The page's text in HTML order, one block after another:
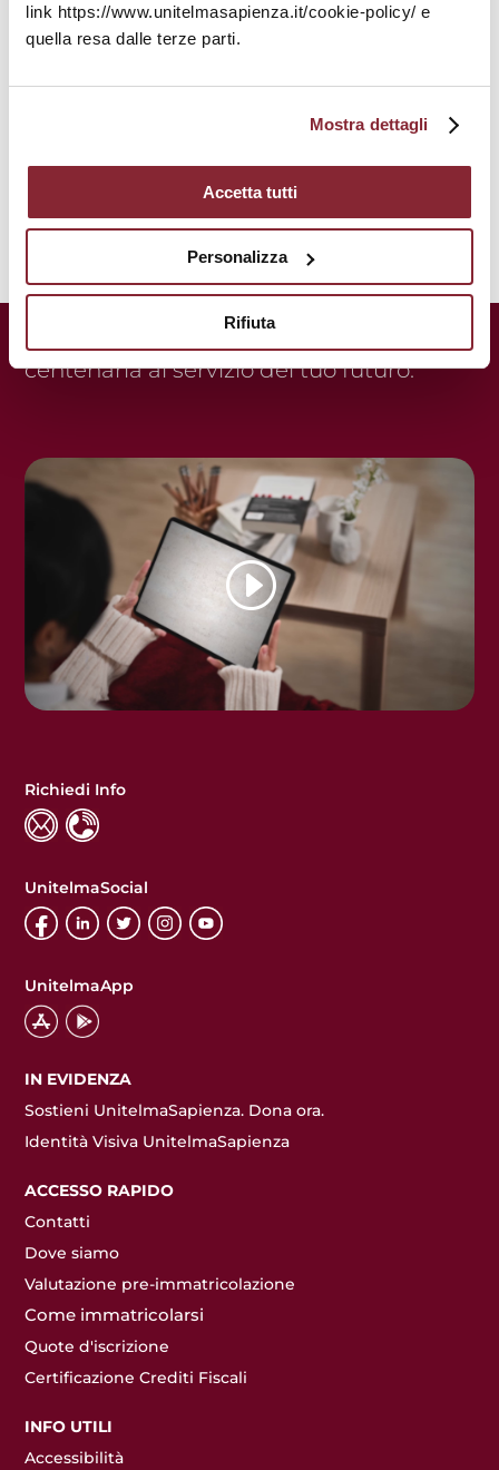
link https://www.unitelmasapienza.it/cookie-policy/ e
quella resa dalle terze parti.
Mostra dettagli
Accetta tutti
Personalizza
Rifiuta
UnitelmaSapienza.Una storia
centenaria al servizio del tuo futuro.
Richiedi Info
UnitelmaSocial
UnitelmaApp
IN EVIDENZA
Sostieni UnitelmaSapienza. Dona ora.
Identità Visiva UnitelmaSapienza
ACCESSO RAPIDO
Contatti
Dove siamo
Valutazione pre-immatricolazione
Come immatricolarsi
Quote d'iscrizione
Certificazione Crediti Fiscali
INFO UTILI
Accessibilità